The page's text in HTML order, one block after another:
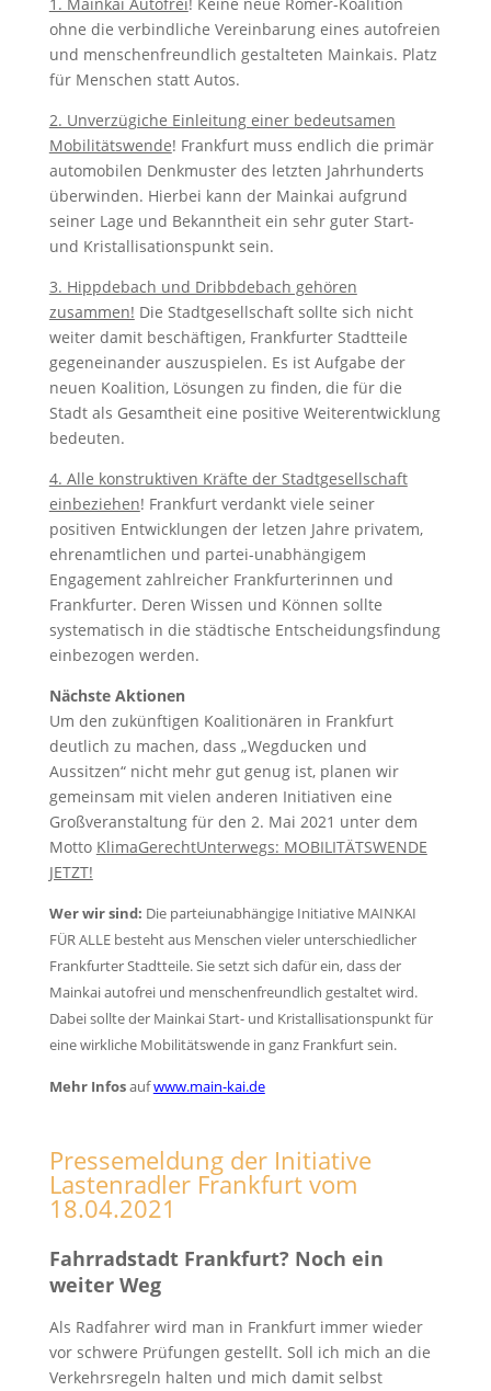
ohne die verbindliche Vereinbarung eines autofreien
und menschenfreundlich gestalteten Mainkais. Platz
für Menschen statt Autos.
2. Unverzügiche Einleitung einer bedeutsamen
Mobilitätswende! Frankfurt muss endlich die primär
automobilen Denkmuster des letzten Jahrhunderts
überwinden. Hierbei kann der Mainkai aufgrund
seiner Lage und Bekanntheit ein sehr guter Start-
und Kristallisationspunkt sein.
3. Hippdebach und Dribbdebach gehören
zusammen! Die Stadtgesellschaft sollte sich nicht
weiter damit beschäftigen, Frankfurter Stadtteile
gegeneinander auszuspielen. Es ist Aufgabe der
neuen Koalition, Lösungen zu finden, die für die
Stadt als Gesamtheit eine positive Weiterentwicklung
bedeuten.
4. Alle konstruktiven Kräfte der Stadtgesellschaft
einbeziehen! Frankfurt verdankt viele seiner
positiven Entwicklungen der letzen Jahre privatem,
ehrenamtlichen und partei-unabhängigem
Engagement zahlreicher Frankfurterinnen und
Frankfurter. Deren Wissen und Können sollte
systematisch in die städtische Entscheidungsfindung
einbezogen werden.
Nächste Aktionen
Um den zukünftigen Koalitionären in Frankfurt
deutlich zu machen, dass „Wegducken und
Aussitzen“ nicht mehr gut genug ist, planen wir
gemeinsam mit vielen anderen Initiativen eine
Großveranstaltung für den 2. Mai 2021 unter dem
Motto KlimaGerechtUnterwegs: MOBILITÄTSWENDE
JETZT!
Wer wir sind: Die parteiunabhängige Initiative MAINKAI
FÜR ALLE besteht aus Menschen vieler unterschiedlicher
Frankfurter Stadtteile. Sie setzt sich dafür ein, dass der
Mainkai autofrei und menschenfreundlich gestaltet wird.
Dabei sollte der Mainkai Start- und Kristallisationspunkt für
eine wirkliche Mobilitätswende in ganz Frankfurt sein.
Mehr Infosaufwww.main-kai.de
Pressemeldung der Initiative
Lastenradler Frankfurt vom
18.04.2021
Fahrradstadt Frankfurt? Noch ein
weiter Weg
Als Radfahrer wird man in Frankfurt immer wieder
vor schwere Prüfungen gestellt. Soll ich mich an die
Verkehrsregeln halten und mich damit selbst